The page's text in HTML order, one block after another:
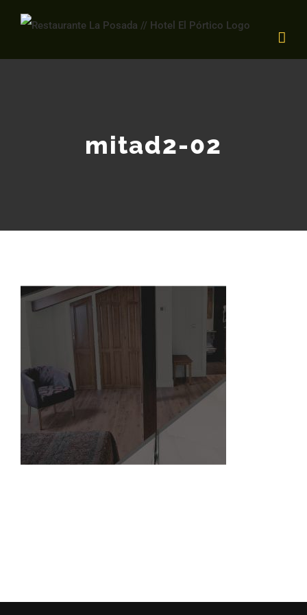
Saltar
contenido
mitad2-02